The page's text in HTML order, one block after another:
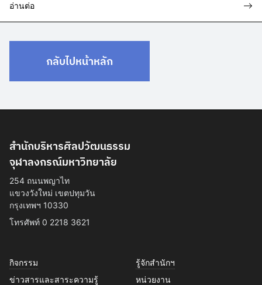
อ่านต่อ
กลับไปหน้าหลัก
สำนักบริหารศิลปวัฒนธรรม
จุฬาลงกรณ์มหาวิทยาลัย
254 ถนนพญาไท
แขวงวังใหม่ เขตปทุมวัน
กรุงเทพฯ 10330
โทรศัพท์ 0 2218 3621
กิจกรรม
ข่าวสารและสาระความรู้
รู้จักสำนักฯ
หน่วยงาน